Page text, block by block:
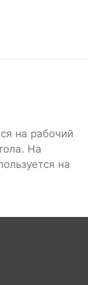
на рабочий
На
на